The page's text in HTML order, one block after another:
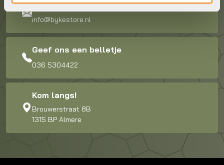
Stuur ons een e-mail
info@bykestore.nl
Geef ons een belletje
036 5304422
Kom langs!
Brouwerstraat 8B
1315 BP Almere